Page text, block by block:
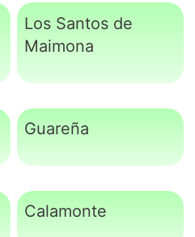
Los Santos de
Maimona
Guareña
Calamonte